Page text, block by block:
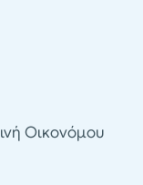
Οικονόμου